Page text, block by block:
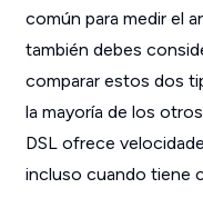
común para medir el
también debes
comparar estos dos
la mayoría de los
DSL ofrece
incluso cuando tiene